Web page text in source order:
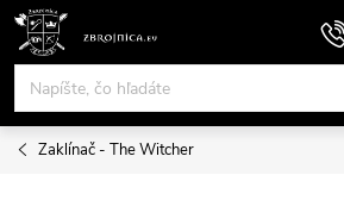
Prejsť
obsah
Zaklínač - The Witcher